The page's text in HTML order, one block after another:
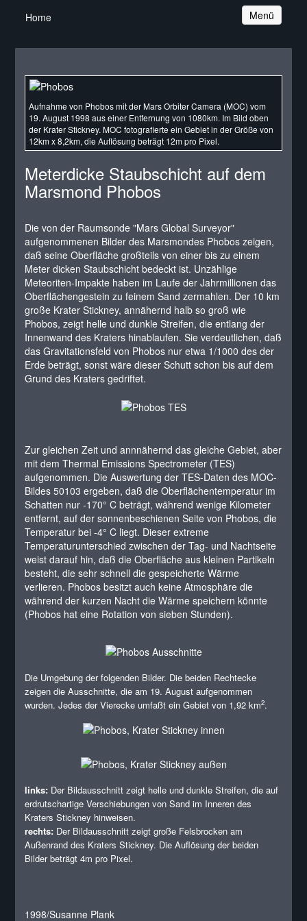
Navigation
Menü
Home
Aufnahme von Phobos mit der Mars Orbiter Camera (MOC) vom
19. August 1998 aus einer Entfernung von 1080km. Im Bild oben
der Krater Stickney. MOC fotografierte ein Gebiet in der Größe von
12km x 8,2km, die Auflösung beträgt 12m pro Pixel.
Meterdicke Staubschicht auf dem
Marsmond Phobos
Die von der Raumsonde "Mars Global Surveyor"
aufgenommenen Bilder des Marsmondes Phobos zeigen,
daß seine Oberfläche großteils von einer bis zu einem
Meter dicken Staubschicht bedeckt ist. Unzählige
Meteoriten-Impakte haben im Laufe der Jahrmillionen das
Oberflächengestein zu feinem Sand zermahlen. Der 10 km
große Krater Stickney, annähernd halb so groß wie
Phobos, zeigt helle und dunkle Streifen, die entlang der
Innenwand des Kraters hinablaufen. Sie verdeutlichen, daß
das Gravitationsfeld von Phobos nur etwa 1/1000 des der
Erde beträgt, sonst wäre dieser Schutt schon bis auf dem
Grund des Kraters gedriftet.
Zur gleichen Zeit und annnähernd das gleiche Gebiet, aber
mit dem Thermal Emissions Spectrometer (TES)
aufgenommen. Die Auswertung der TES-Daten des MOC-
Bildes 50103 ergeben, daß die Oberflächentemperatur im
Schatten nur -170° C beträgt, während wenige Kilometer
entfernt, auf der sonnenbeschienen Seite von Phobos, die
Temperatur bei -4° C liegt. Dieser extreme
Temperaturunterschied zwischen der Tag- und Nachtseite
weist darauf hin, daß die Oberfläche aus kleinen Partikeln
besteht, die sehr schnell die gespeicherte Wärme
verlieren. Phobos besitzt auch keine Atmosphäre die
während der kurzen Nacht die Wärme speichern könnte
(Phobos hat eine Rotation von sieben Stunden).
Die Umgebung der folgenden Bilder. Die beiden Rechtecke
zeigen die Ausschnitte, die am 19. August aufgenommen
wurden. Jedes der Vierecke umfaßt ein Gebiet von 1,92 km2.
links: Der Bildausschnitt zeigt helle und dunkle Streifen, die auf
erdrutschartige Verschiebungen von Sand im Inneren des
Kraters Stickney hinweisen.
rechts: Der Bildausschnitt zeigt große Felsbrocken am
Außenrand des Kraters Stickney. Die Auflösung der beiden
Bilder beträgt 4m pro Pixel.
1998/Susanne Plank